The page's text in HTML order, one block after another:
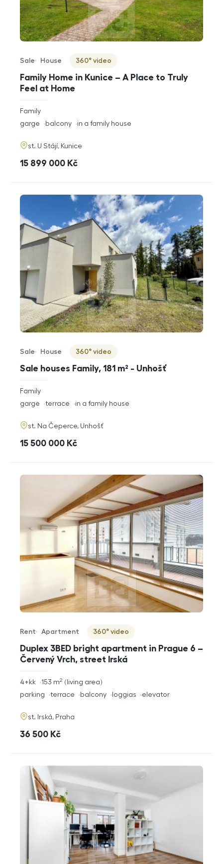
Family Home in Kunice – A Place to Truly
Feel at Home
Offer type
Sale
Property type
House
Virtuální prohlídka
360° video
rozměry
disposition
Family
funkce
garge balcony in a family house
adresa
st. U Stájí, Kunice
cena
15 899 000 Kč
Sale houses Family, 181 m² - Unhošť
Offer type
Sale
Property type
House
Virtuální prohlídka
360° video
rozměry
disposition
Family
funkce
garge terrace in a family house
adresa
st. Na Čeperce, Unhošť
cena
15 500 000 Kč
Duplex 3BED bright apartment in Prague 6 –
Červený Vrch, street Irská
Offer type
Rent
Property type
Apartment
Virtuální prohlídka
360° video
rozměry
4+kk living area
153 m2
funkce
parking terrace balcony loggias elevator
adresa
st. Irská, Praha
cena
36 500 Kč